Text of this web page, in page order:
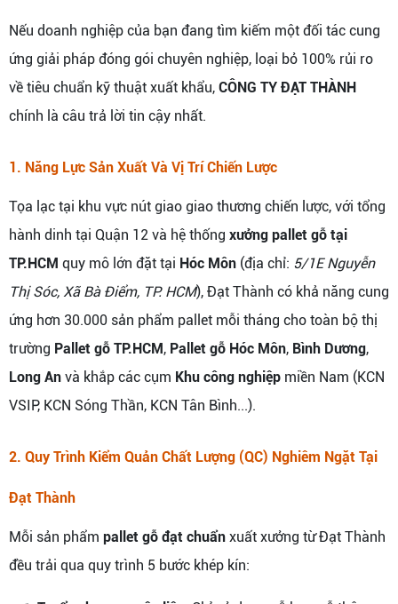
Nếu doanh nghiệp của bạn đang tìm kiếm một đối tác cung
ứng giải pháp đóng gói chuyên nghiệp, loại bỏ 100% rủi ro
về tiêu chuẩn kỹ thuật xuất khẩu, CÔNG TY ĐẠT THÀNH
chính là câu trả lời tin cậy nhất.
1. Năng Lực Sản Xuất Và Vị Trí Chiến Lược
Tọa lạc tại khu vực nút giao giao thương chiến lược, với tổng
hành dinh tại Quận 12 và hệ thống xưởng pallet gỗ tại
TP.HCM quy mô lớn đặt tại Hóc Môn (địa chỉ: 5/1E Nguyễn
Thị Sóc, Xã Bà Điểm, TP. HCM), Đạt Thành có khả năng cung
ứng hơn 30.000 sản phẩm pallet mỗi tháng cho toàn bộ thị
trường Pallet gỗ TP.HCM, Pallet gỗ Hóc Môn, Bình Dương,
Long An và khắp các cụm Khu công nghiệp miền Nam (KCN
VSIP, KCN Sóng Thần, KCN Tân Bình...).
2. Quy Trình Kiểm Quản Chất Lượng (QC) Nghiêm Ngặt Tại
Đạt Thành
Mỗi sản phẩm pallet gỗ đạt chuẩn xuất xưởng từ Đạt Thành
đều trải qua quy trình 5 bước khép kín: